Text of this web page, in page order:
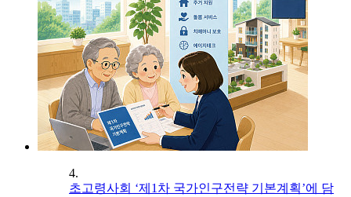
4.
초고령사회 ‘제1차 국가인구전략 기본계획’에 담